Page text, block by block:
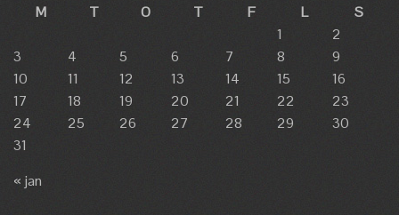
M
T O T F L
S
1
2
3
4 5 6 7 8
9
10
11 12 13 14 15
16
17
18 19 20 21 22
23
24
25 26 27 28 29
30
31
« jan